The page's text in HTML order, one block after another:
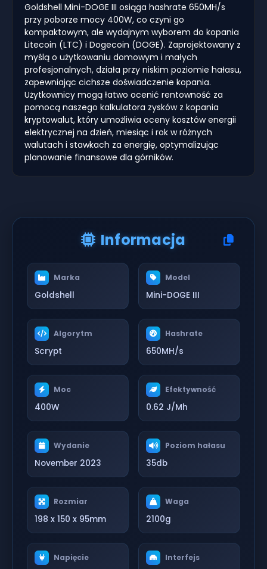
Goldshell Mini-DOGE III osiąga hashrate 650MH/s
przy poborze mocy 400W, co czyni go
kompaktowym, ale wydajnym wyborem do kopania
Litecoin (LTC) i Dogecoin (DOGE). Zaprojektowany z
myślą o użytkowaniu domowym i małych
profesjonalnych, działa przy niskim poziomie hałasu,
zapewniając cichsze doświadczenie kopania.
Użytkownicy mogą łatwo ocenić rentowność za
pomocą naszego kalkulatora zysków z kopania
kryptowalut, który umożliwia oceny kosztów energii
elektrycznej na dzień, miesiąc i rok w różnych
walutach i stawkach za energię, optymalizując
planowanie finansowe dla górników.
Informacja
Marka
Goldshell
Model
Mini-DOGE III
Algorytm
Scrypt
Hashrate
650MH/s
Moc
400W
Efektywność
0.62 J/Mh
Wydanie
November 2023
Poziom hałasu
35db
Rozmiar
198 x 150 x 95mm
Waga
2100g
Napięcie Interfejs